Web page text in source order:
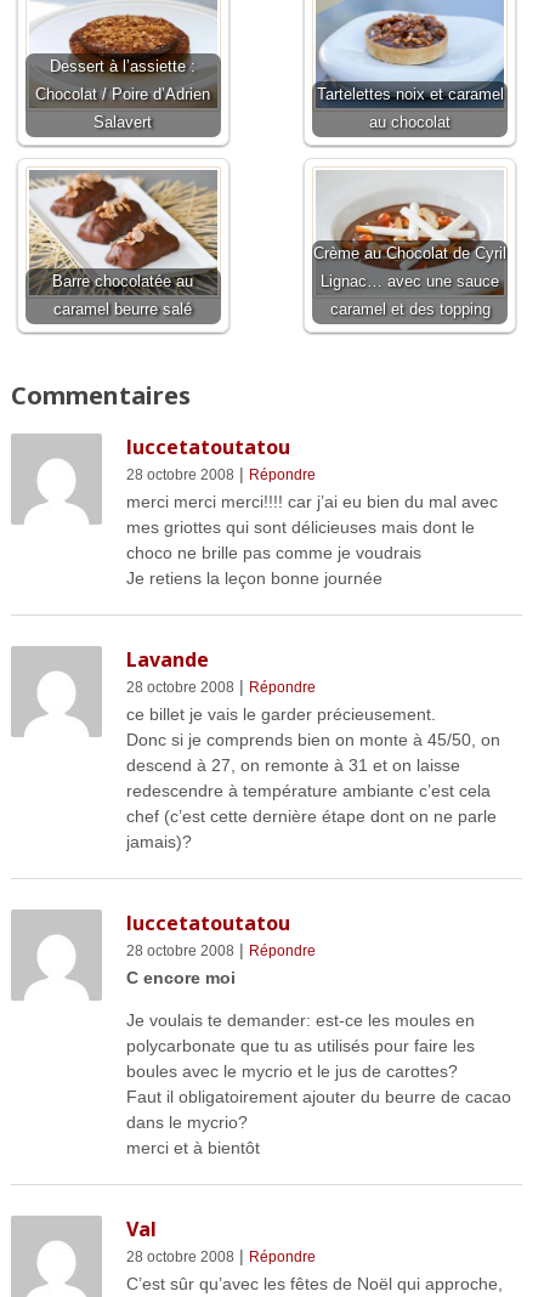
Dessert à l’assiette :
Chocolat / Poire d’Adrien
Salavert
Tartelettes noix et caramel
au chocolat
Barre chocolatée au
caramel beurre salé
Crème au Chocolat de Cyril
Lignac… avec une sauce
caramel et des topping
Commentaires
luccetatoutatou
28 octobre 2008 | Répondre
merci merci merci!!!! car j’ai eu bien du mal avec
mes griottes qui sont délicieuses mais dont le
choco ne brille pas comme je voudrais
Je retiens la leçon bonne journée
Lavande
28 octobre 2008 | Répondre
ce billet je vais le garder précieusement.
Donc si je comprends bien on monte à 45/50, on
descend à 27, on remonte à 31 et on laisse
redescendre à température ambiante c’est cela
chef (c’est cette dernière étape dont on ne parle
jamais)?
luccetatoutatou
28 octobre 2008 | Répondre
C encore moi
Je voulais te demander: est-ce les moules en
polycarbonate que tu as utilisés pour faire les
boules avec le mycrio et le jus de carottes?
Faut il obligatoirement ajouter du beurre de cacao
dans le mycrio?
merci et à bientôt
Val
28 octobre 2008 | Répondre
C’est sûr qu’avec les fêtes de Noël qui approche,